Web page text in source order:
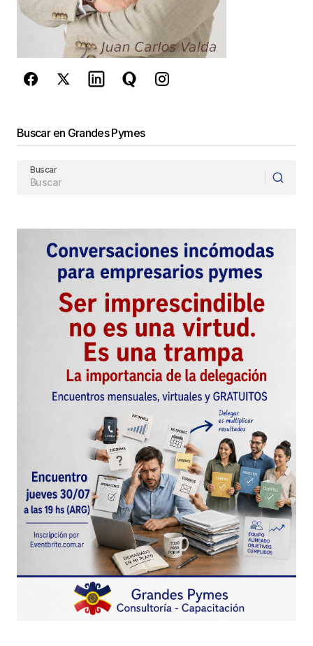
reCAPTCHA y la Política de
privacidady losTérminos del servicio
de Googlese aplican.
Buscar en Grandes Pymes
Buscar